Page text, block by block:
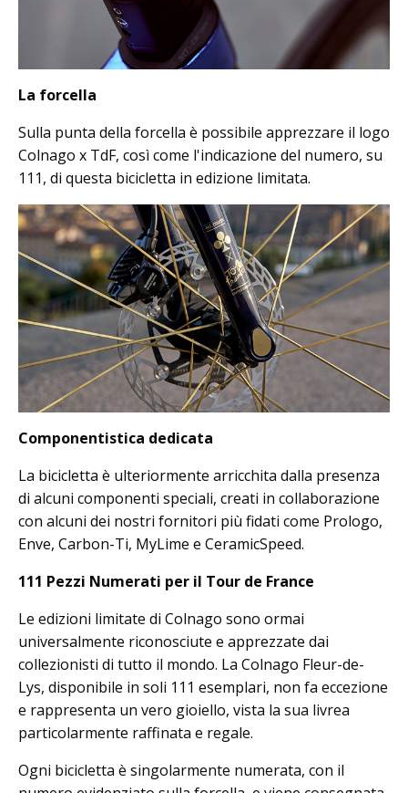
La forcella
Sulla punta della forcella è possibile apprezzare il logo
Colnago x TdF, così come l'indicazione del numero, su
111, di questa bicicletta in edizione limitata.
Componentistica dedicata
La bicicletta è ulteriormente arricchita dalla presenza
di alcuni componenti speciali, creati in collaborazione
con alcuni dei nostri fornitori più fidati come Prologo,
Enve, Carbon-Ti, MyLime e CeramicSpeed.
111 Pezzi Numerati per il Tour de France
Le edizioni limitate di Colnago sono ormai
universalmente riconosciute e apprezzate dai
collezionisti di tutto il mondo. La Colnago Fleur-de-
Lys, disponibile in soli 111 esemplari, non fa eccezione
e rappresenta un vero gioiello, vista la sua livrea
particolarmente raffinata e regale.
Ogni bicicletta è singolarmente numerata, con il